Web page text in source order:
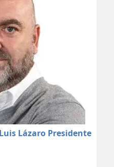
Lázaro Presidente